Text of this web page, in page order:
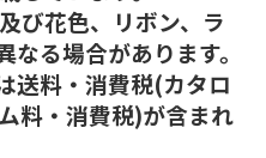
び花色、リボン、ラ
る場合があります。
送料・消費税(カタロ
料・消費税)が含まれ